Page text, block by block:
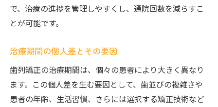
で、治療の進捗を管理しやすくし、通院回数を減らすこ
とが可能です。
治療期間の個人差とその要因
歯列矯正の治療期間は、個々の患者により大きく異なり
ます。この個人差を生む要因として、歯並びの複雑さや
患者の年齢、生活習慣、さらには選択する矯正技術など